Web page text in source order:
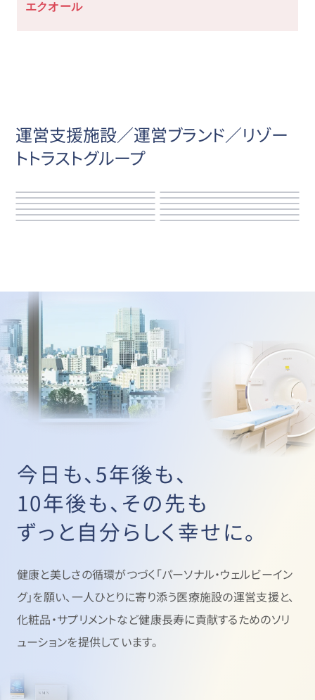
エクオール
運営支援施設／運営ブランド／リゾー
トトラストグループ
今日も、5年後も、
10年後も、その先も
ずっと自分らしく幸せに。
健康と美しさの循環がつづく「パーソナル・ウェルビーイン
グ」を願い、一人ひとりに寄り添う医療施設の運営支援と、
化粧品・サプリメントなど健康長寿に貢献するためのソリ
ューションを提供しています。